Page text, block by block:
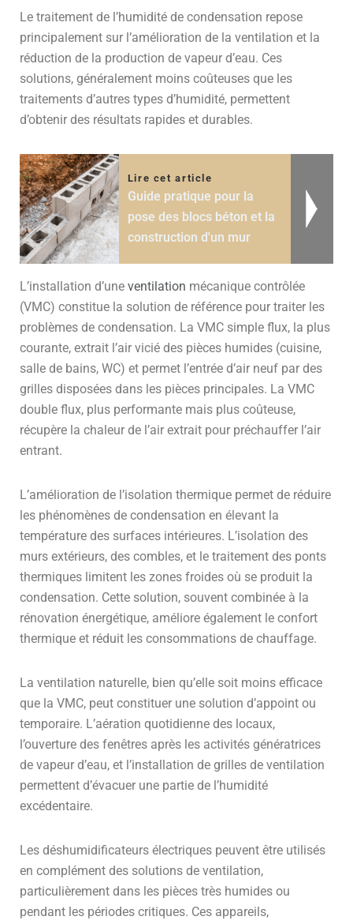
Le traitement de l’humidité de condensation repose
principalement sur l’amélioration de la ventilation et la
réduction de la production de vapeur d’eau. Ces
solutions, généralement moins coûteuses que les
traitements d’autres types d’humidité, permettent
d’obtenir des résultats rapides et durables.
Lire cet article
Guide pratique pour la
pose des blocs béton et la
construction d'un mur
L’installation d’une ventilation mécanique contrôlée
(VMC) constitue la solution de référence pour traiter les
problèmes de condensation. La VMC simple flux, la plus
courante, extrait l’air vicié des pièces humides (cuisine,
salle de bains, WC) et permet l’entrée d’air neuf par des
grilles disposées dans les pièces principales. La VMC
double flux, plus performante mais plus coûteuse,
récupère la chaleur de l’air extrait pour préchauffer l’air
entrant.
L’amélioration de l’isolation thermique permet de réduire
les phénomènes de condensation en élevant la
température des surfaces intérieures. L’isolation des
murs extérieurs, des combles, et le traitement des ponts
thermiques limitent les zones froides où se produit la
condensation. Cette solution, souvent combinée à la
rénovation énergétique, améliore également le confort
thermique et réduit les consommations de chauffage.
La ventilation naturelle, bien qu’elle soit moins efficace
que la VMC, peut constituer une solution d’appoint ou
temporaire. L’aération quotidienne des locaux,
l’ouverture des fenêtres après les activités génératrices
de vapeur d’eau, et l’installation de grilles de ventilation
permettent d’évacuer une partie de l’humidité
excédentaire.
Les déshumidificateurs électriques peuvent être utilisés
en complément des solutions de ventilation,
particulièrement dans les pièces très humides ou
pendant les périodes critiques. Ces appareils,